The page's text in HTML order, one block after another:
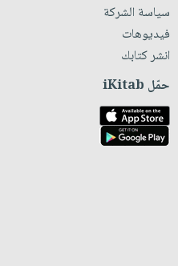
سياسة الشركة
فيديوهات
انشر كتابك
حمّل iKitab